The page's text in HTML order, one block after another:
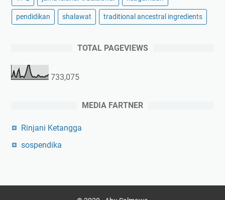
pendidikan shalawat traditional ancestral ingredients
TOTAL PAGEVIEWS
733,075
MEDIA FARTNER
Rinjani Ketangga
sospendika